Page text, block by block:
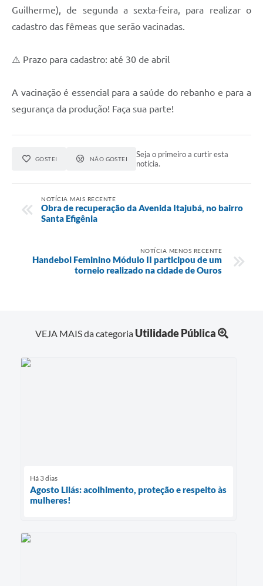
Guilherme), de segunda a sexta-feira, para realizar o
cadastro das fêmeas que serão vacinadas.
⚠️ Prazo para cadastro: até 30 de abril
A vacinação é essencial para a saúde do rebanho e para a
segurança da produção! Faça sua parte!
GOSTEI NÃO GOSTEI
Seja o primeiro a curtir esta
notícia.
NOTÍCIA MAIS RECENTE
Obra de recuperação da Avenida Itajubá, no bairro
Santa Efigênia
NOTÍCIA MENOS RECENTE
Handebol Feminino Módulo II participou de um
torneio realizado na cidade de Ouros
VEJA MAIS da categoria Utilidade Pública
Há 3 dias
Agosto Lilás: acolhimento, proteção e respeito às
mulheres!